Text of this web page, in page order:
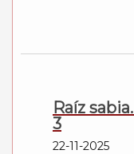
Raíz
3
22-11-2025